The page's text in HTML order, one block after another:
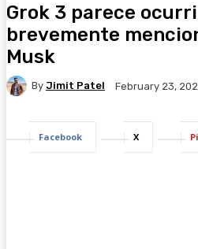
Grok 3 parece
brevemente
Musk
By Jimit Patel February 23,
Facebook X